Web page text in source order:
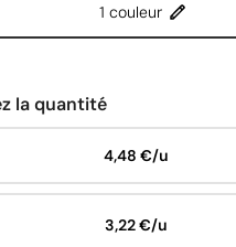
1 couleur
la quantité
4,48 €/u
3,22 €/u